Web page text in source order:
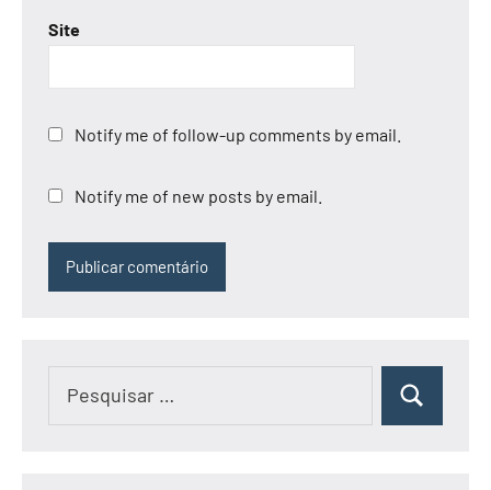
Site
Notify me of follow-up comments by email.
Notify me of new posts by email.
Pesquisar